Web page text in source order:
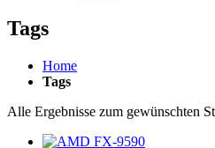
Tags
Home
Tags
Alle Ergebnisse zum gewünschten